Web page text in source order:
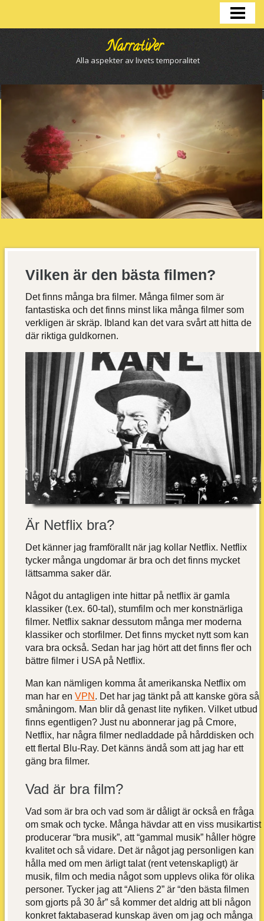
LIVSBERÄTTELSER
Narrativer
Alla aspekter av livets temporalitet
Vilken är den bästa filmen?
Det finns många bra filmer. Många filmer som är
fantastiska och det finns minst lika många filmer som
verkligen är skräp. Ibland kan det vara svårt att hitta de
där riktiga guldkornen.
Är Netflix bra?
Det känner jag framförallt när jag kollar Netflix. Netflix
tycker många ungdomar är bra och det finns mycket
lättsamma saker där.
Något du antagligen inte hittar på netflix är gamla
klassiker (t.ex. 60-tal), stumfilm och mer konstnärliga
filmer. Netflix saknar dessutom många mer moderna
klassiker och storfilmer. Det finns mycket nytt som kan
vara bra också. Sedan har jag hört att det finns fler och
bättre filmer i USA på Netflix.
Man kan nämligen komma åt amerikanska Netflix om
man har enVPN . Det har jag tänkt på att kanske göra så
småningom. Man blir då genast lite nyfiken. Vilket utbud
finns egentligen? Just nu abonnerar jag på Cmore,
Netflix, har några filmer nedladdade på hårddisken och
ett flertal Blu-Ray. Det känns ändå som att jag har ett
gäng bra filmer.
Vad är bra film?
Vad som är bra och vad som är dåligt är också en fråga
om smak och tycke. Många hävdar att en viss musikartist
producerar “bra musik”, att “gammal musik” håller högre
kvalitet och så vidare. Det är något jag personligen kan
hålla med om men ärligt talat (rent vetenskapligt) är
musik, film och media något som upplevs olika för olika
personer. Tycker jag att “Aliens 2” är “den bästa filmen
som gjorts på 30 år” så kommer det aldrig att bli någon
konkret faktabaserad kunskap även om jag och många